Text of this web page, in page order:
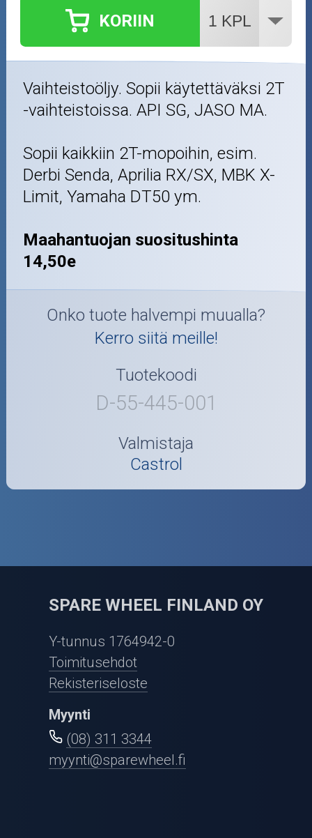
KORIIN
Vaihteistoöljy. Sopii käytettäväksi 2T
-vaihteistoissa. API SG, JASO MA.
Sopii kaikkiin 2T-mopoihin, esim.
Derbi Senda, Aprilia RX/SX, MBK X-
Limit, Yamaha DT50 ym.
Maahantuojan suositushinta
14,50e
Onko tuote halvempi muualla?
Kerro siitä meille!
Tuotekoodi
D-55-445-001
Valmistaja
Castrol
SPARE WHEEL FINLAND OY
Y-tunnus 1764942-0
Toimitusehdot
Rekisteriseloste
Myynti
(08) 311 3344
myynti@sparewheel.fi